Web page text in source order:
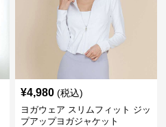
¥4,980 (税込)
ヨガウェア スリムフィット ジッ
プアップヨガジャケット